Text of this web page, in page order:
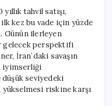
tahvil satışı,
ilk kez bu vade için yüzde
Günün ilerleyen
gelecek perspektifi
İran’daki savaşın
iyimserliği
seviyedeki
riskine karşı